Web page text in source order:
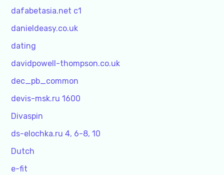
dafabetasia.net c1
danieldeasy.co.uk
dating
davidpowell-thompson.co.uk
dec_pb_common
devis-msk.ru 1600
Divaspin
ds-elochka.ru 4, 6-8, 10
Dutch
e-fit